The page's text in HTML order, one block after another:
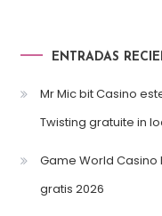
ENTRADAS
Mr Mic bit Casino
Twisting gratuite in
Game World
gratis 2026